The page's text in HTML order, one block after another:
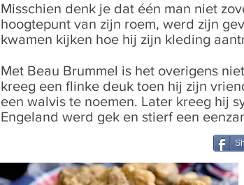
Misschien denk je dat één man niet
hoogtepunt van zijn roem, werd zijn
kwamen kijken hoe hij zijn kleding
Met Beau Brummel is het overigens
kreeg een flinke deuk toen hij zijn
een walvis te noemen. Later kreeg hij
Engeland werd gek en stierf een